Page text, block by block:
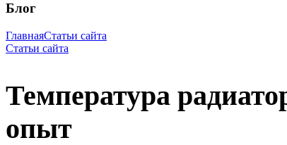
Блог
ГлавнаяСтатьи сайта
Статьи сайта
Температура
опыт